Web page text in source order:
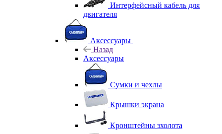
Интерфейсный кабель для
двигателя
Аксессуары
Назад
Аксессуары
Сумки и чехлы
Крышки экрана
Кронштейны эхолота